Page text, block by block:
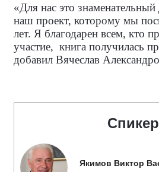
«Для нас это
наш проект, которому мы
лет. Я благодарен всем, кто
участие, книга получилась
добавил Вячеслав
Спикер
Якимов Виктор